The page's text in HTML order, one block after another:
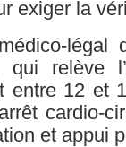
exiger la
légal
qui relève
entre 12 et
cardio-
et appui